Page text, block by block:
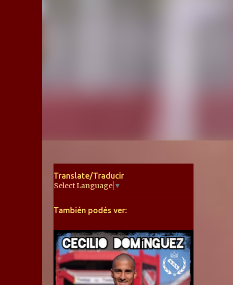
Translate/Traducir
Select Language ▼
También podés ver: